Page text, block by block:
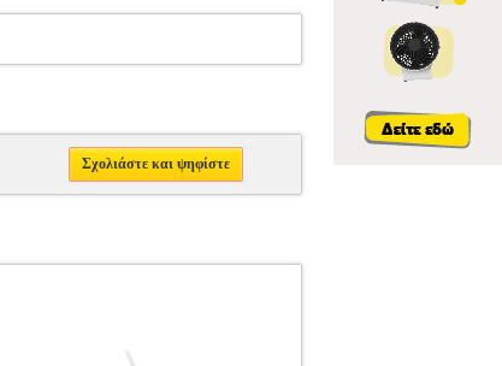
Σχολιάστε και ψηφίστε